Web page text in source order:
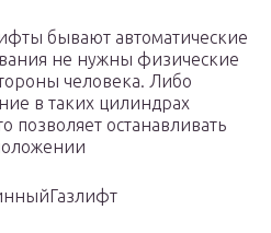
бывают автоматические
не нужны физические
человека. Либо
в таких цилиндрах
позволяет останавливать
Газлифт